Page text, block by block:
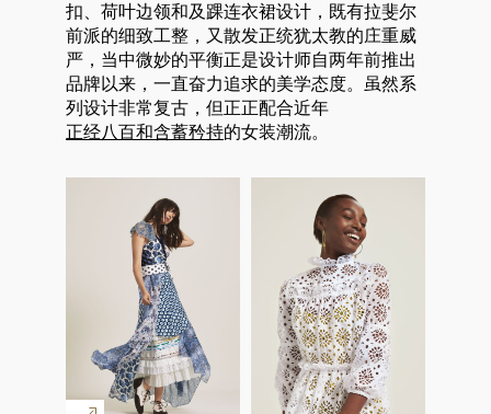
扣、荷叶边领和及踝连衣裙设计，既有拉斐尔
前派的细致工整，又散发正统犹太教的庄重威
严，当中微妙的平衡正是设计师自两年前推出
品牌以来，一直奋力追求的美学态度。虽然系
列设计非常复古，但正正配合近年
正经八百和含蓄矜持的女装潮流。